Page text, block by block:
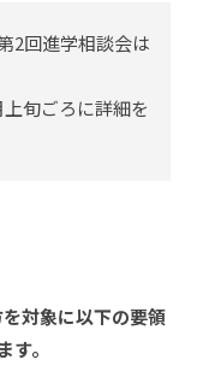
2回進学相談会は
旬ごろに詳細を
対象に以下の要領
。